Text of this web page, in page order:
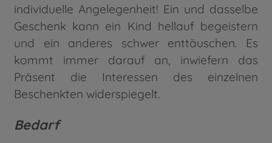
individuelle Angelegenheit! Ein und dasselbe
Geschenk kann ein Kind hellauf begeistern
und ein anderes schwer enttäuschen. Es
kommt immer darauf an, inwiefern das
Präsent die Interessen des einzelnen
Beschenkten widerspiegelt.
Bedarf